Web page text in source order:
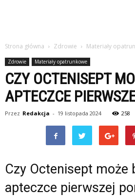
Strona główna Zdrowie Materiały
Zdrowie Materiały opatrunkowe
CZY OCTENISEPT
APTECZCE
Przez Redakcja - 19 listopada 2024 258
Czy Octenisept może
apteczce pierwszej